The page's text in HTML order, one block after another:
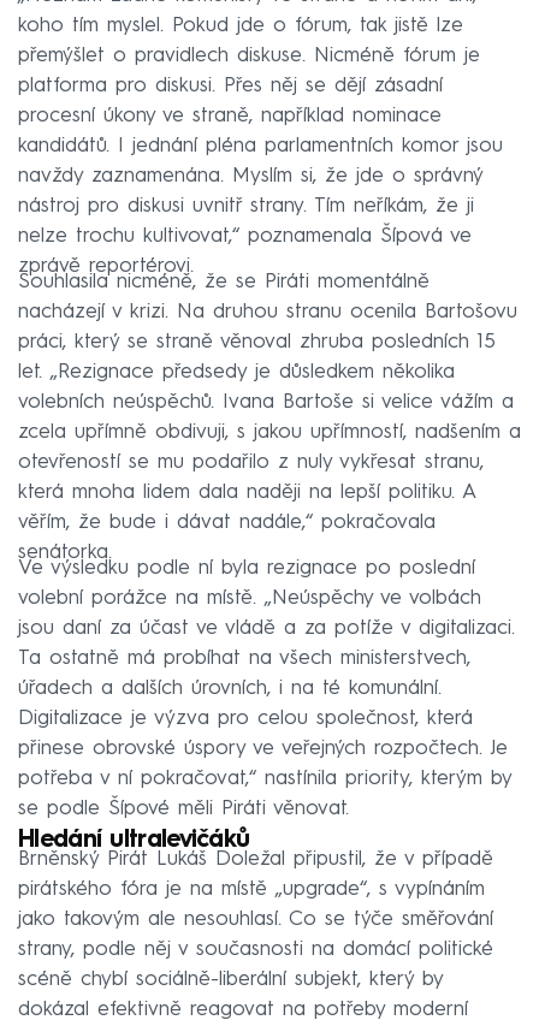
koho tím myslel. Pokud jde o fórum, tak jistě lze
přemýšlet o pravidlech diskuse. Nicméně fórum je
platforma pro diskusi. Přes něj se dějí zásadní
procesní úkony ve straně, například nominace
kandidátů. I jednání pléna parlamentních komor jsou
navždy zaznamenána. Myslím si, že jde o správný
nástroj pro diskusi uvnitř strany. Tím neříkám, že ji
nelze trochu kultivovat,“ poznamenala Šípová ve
zprávě reportérovi.
Souhlasila nicméně, že se Piráti momentálně
nacházejí v krizi. Na druhou stranu ocenila Bartošovu
práci, který se straně věnoval zhruba posledních 15
let. „Rezignace předsedy je důsledkem několika
volebních neúspěchů. Ivana Bartoše si velice vážím a
zcela upřímně obdivuji, s jakou upřímností, nadšením a
otevřeností se mu podařilo z nuly vykřesat stranu,
která mnoha lidem dala naději na lepší politiku. A
věřím, že bude i dávat nadále,“ pokračovala
senátorka.
Ve výsledku podle ní byla rezignace po poslední
volební porážce na místě. „Neúspěchy ve volbách
jsou daní za účast ve vládě a za potíže v digitalizaci.
Ta ostatně má probíhat na všech ministerstvech,
úřadech a dalších úrovních, i na té komunální.
Digitalizace je výzva pro celou společnost, která
přinese obrovské úspory ve veřejných rozpočtech. Je
potřeba v ní pokračovat,“ nastínila priority, kterým by
se podle Šípové měli Piráti věnovat.
Hledání ultralevičáků
Brněnský Pirát Lukáš Doležal připustil, že v případě
pirátského fóra je na místě „upgrade“, s vypínáním
jako takovým ale nesouhlasí. Co se týče směřování
strany, podle něj v současnosti na domácí politické
scéně chybí sociálně-liberální subjekt, který by
dokázal efektivně reagovat na potřeby moderní